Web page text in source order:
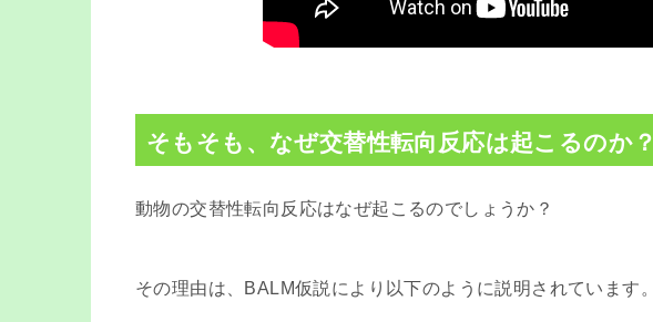
そもそも、なぜ交替性転向反応は起こるのか？
動物の交替性転向反応はなぜ起こるのでしょうか？
その理由は、BALM仮説により以下のように説明されています。